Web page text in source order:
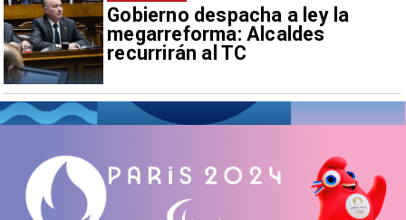
Gobierno despacha a ley la
megarreforma: Alcaldes
recurrirán al TC